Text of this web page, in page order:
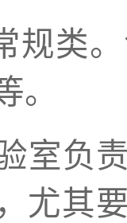
规类
。
室负
尤其